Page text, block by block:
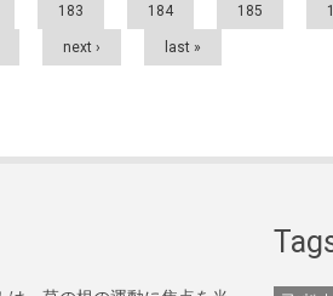
183 184 185
next › last »